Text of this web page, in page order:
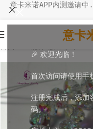
🎉 欢迎光临！
首次访问请使用手
注册完成后，添加
码。
意卡米诺APP内测邀请
意卡